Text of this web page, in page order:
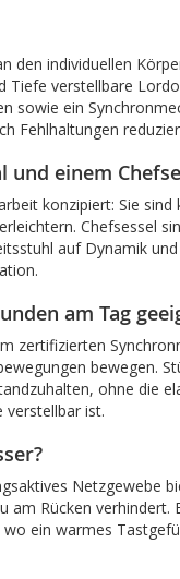
individuellen
verstellbare
sowie ein
Fehlhaltungen
einem
konzipiert: Sie
Chefsessel
auf Dynamik
am Tag
zertifizierten
bewegen.
ohne die
verstellbar ist.
Netzgewebe
Rücken
ein warmes